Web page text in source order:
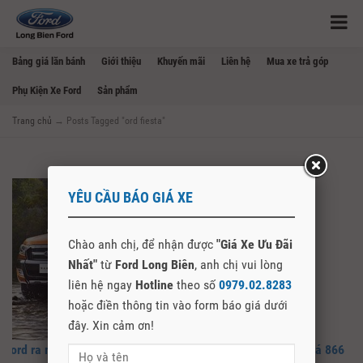
Bảng giá lăn bánh Giới thiệu Khuyến mãi Liên hệ Mua xe trả góp
Phụ Kiện Xe Ford Sản phẩm
Trang chủ → Posts Tagged "ord fiesta"
Ford ra mắt Ranger phiên bản Wildtrak mới tại Việt Nam, giá 866
YÊU CẦU BÁO GIÁ XE
Chào anh chị, để nhận được "Giá Xe Ưu Đãi
Nhất" từ Ford Long Biên, anh chị vui lòng
liên hệ ngay Hotline theo số 0979.02.8283
hoặc điền thông tin vào form báo giá dưới
đây. Xin cảm ơn!